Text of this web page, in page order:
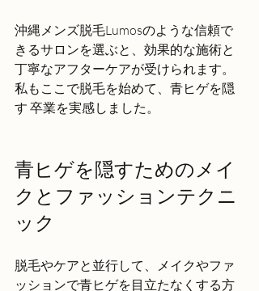
沖縄メンズ脱毛Lumosのような信頼で
きるサロンを選ぶと、効果的な施術と
丁寧なアフターケアが受けられます。
私もここで脱毛を始めて、青ヒゲを隠
す 卒業を実感しました。
青ヒゲを隠すためのメイ
クとファッションテクニ
ック
脱毛やケアと並行して、メイクやファ
ッションで青ヒゲを目立たなくする方